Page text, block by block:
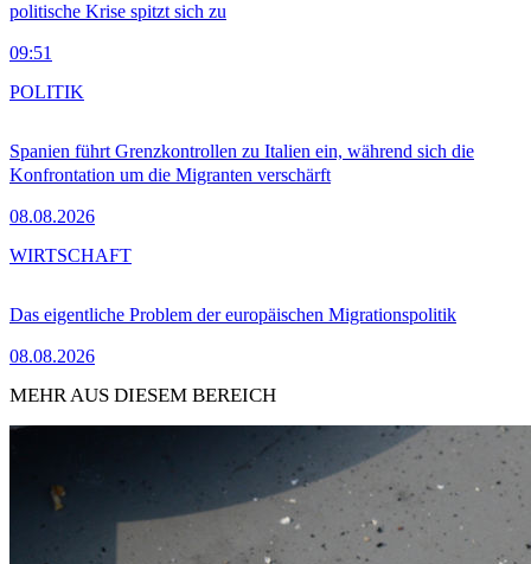
politische Krise spitzt sich zu
09:51
Spanien führt Grenzkontrollen zu Italien ein, während sich die
Konfrontation um die Migranten verschärft
08.08.2026
POLITIK
Das eigentliche Problem der europäischen Migrationspolitik
08.08.2026
WIRTSCHAFT
MEHR AUS DIESEM BEREICH